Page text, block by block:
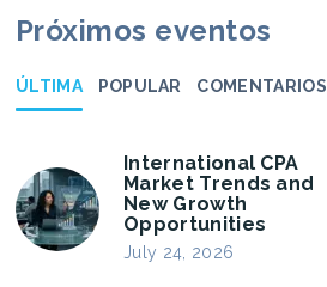
Próximos eventos
ÚLTIMA POPULAR COMENTARIOS
International CPA
Market Trends and
New Growth
Opportunities
July 24, 2026